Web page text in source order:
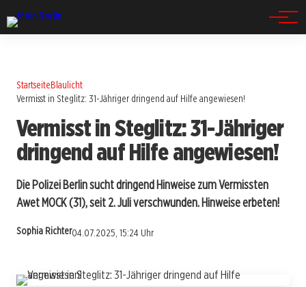
StartseiteBlaulicht
Vermisst in Steglitz: 31-Jähriger dringend auf Hilfe angewiesen!
Vermisst in Steglitz: 31-Jähriger
dringend auf Hilfe angewiesen!
Die Polizei Berlin sucht dringend Hinweise zum Vermissten
Awet MOCK (31), seit 2. Juli verschwunden. Hinweise erbeten!
Sophia Richter04.07.2025, 15:24 Uhr